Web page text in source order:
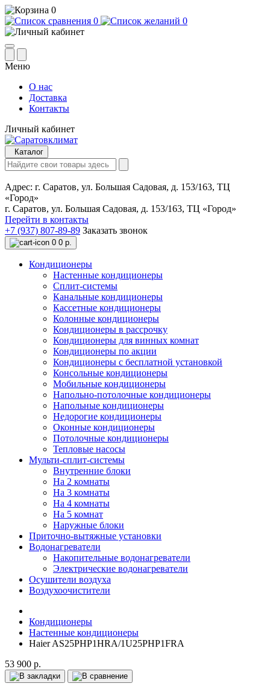
0
0
0
Меню
О нас
Доставка
Контакты
Личный кабинет
Каталог
Адрес: г. Саратов, ул. Большая Садовая, д. 153/163, ТЦ
«Город»
г. Саратов, ул. Большая Садовая, д. 153/163, ТЦ «Город»
Перейти в контакты
+7 (937) 807-89-89 Заказать звонок
0 0 р.
Кондиционеры
Настенные кондиционеры
Сплит-системы
Канальные кондиционеры
Кассетные кондиционеры
Колонные кондиционеры
Кондиционеры в рассрочку
Кондиционеры для винных комнат
Кондиционеры по акции
Кондиционеры с бесплатной установкой
Консольные кондиционеры
Мобильные кондиционеры
Напольно-потолочные кондиционеры
Напольные кондиционеры
Недорогие кондиционеры
Оконные кондиционеры
Потолочные кондиционеры
Тепловые насосы
Мульти-сплит-системы
Внутренние блоки
На 2 комнаты
На 3 комнаты
На 4 комнаты
На 5 комнат
Наружные блоки
Приточно-вытяжные установки
Водонагреватели
Накопительные водонагреватели
Электрические водонагреватели
Осушители воздуха
Воздухоочистители
Кондиционеры
Настенные кондиционеры
Haier AS25PHP1HRA/1U25PHP1FRA
53 900 р.